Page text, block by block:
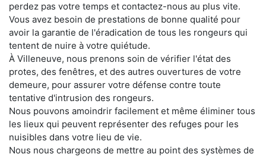
perdez pas votre temps et contactez-nous au plus vite.
Vous avez besoin de prestations de bonne qualité pour
avoir la garantie de l'éradication de tous les rongeurs qui
tentent de nuire à votre quiétude.
À Villeneuve, nous prenons soin de vérifier l'état des
protes, des fenêtres, et des autres ouvertures de votre
demeure, pour assurer votre défense contre toute
tentative d'intrusion des rongeurs.
Nous pouvons amoindrir facilement et même éliminer tous
les lieux qui peuvent représenter des refuges pour les
nuisibles dans votre lieu de vie.
Nous nous chargeons de mettre au point des systèmes de